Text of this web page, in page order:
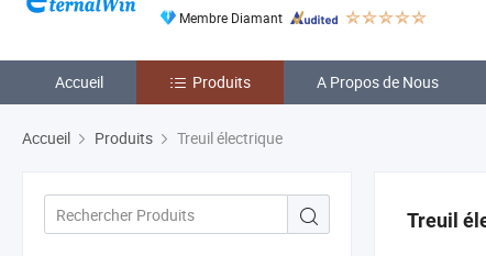
Membre Diamant
Accueil Produits A Propos de Nous
Accueil Produits Treuil électrique
Treuil